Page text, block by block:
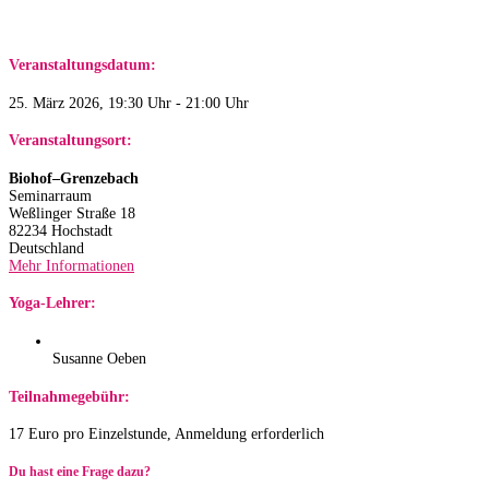
Veranstaltungsdatum:
25. März 2026, 19:30 Uhr - 21:00 Uhr
Veranstaltungsort:
Biohof–Grenzebach
Seminarraum
Weßlinger Straße 18
82234 Hochstadt
Deutschland
Mehr Informationen
Yoga-Lehrer:
Susanne Oeben
Teilnahmegebühr:
17 Euro pro Einzelstunde, Anmeldung erforderlich
Du hast eine Frage dazu?